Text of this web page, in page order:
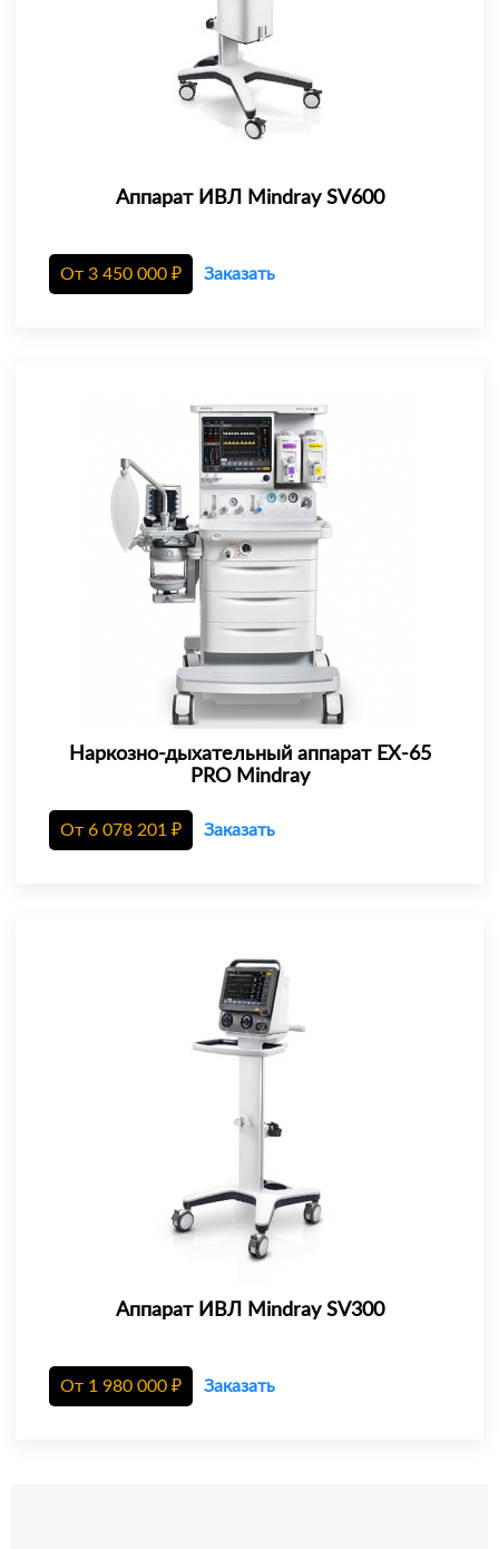
Аппарат ИВЛ Mindray SV600
От 3 450 000 ₽ Заказать
Наркозно-дыхательный аппарат EX-65
PRO Mindray
От 6 078 201 ₽ Заказать
Аппарат ИВЛ Mindray SV300
От 1 980 000 ₽ Заказать